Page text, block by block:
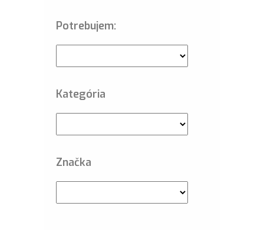
Potrebujem:
Kategória
Značka